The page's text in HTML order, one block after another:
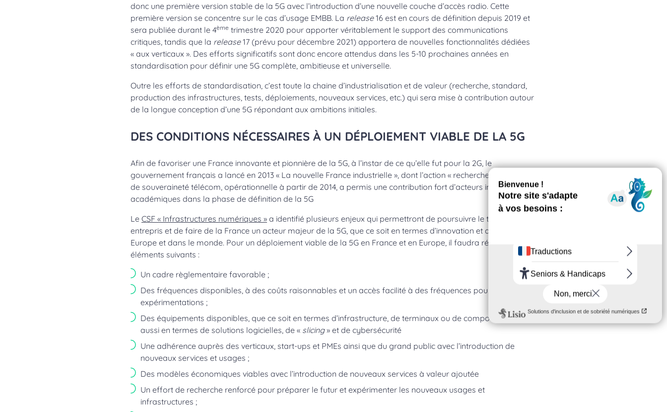
donc une première version stable de la 5G avec l’introduction d’une nouvelle couche d’accès radio. Cette
première version se concentre sur le cas d’usage EMBB. La release16 est en cours de définition depuis 2019 et
sera publiée durant le 4ème trimestre 2020 pour apporter véritablement le support des communications
critiques, tandis que la release17 (prévu pour décembre 2021) apportera de nouvelles fonctionnalités dédiées
« aux verticaux ». Des efforts significatifs sont donc encore attendus dans les 5-10 prochaines années en
standardisation pour définir une 5G complète, ambitieuse et universelle.
Outre les efforts de standardisation, c’est toute la chaine d’industrialisation et de valeur (recherche, standard,
production des infrastructures, tests, déploiements, nouveaux services, etc.) qui sera mise à contribution autour
de la longue conception d’une 5G répondant aux ambitions initiales.
DES CONDITIONS NÉCESSAIRES À UN DÉPLOIEMENT VIABLE DE LA 5G
Afin de favoriser une France innovante et pionnière de la 5G, à l’instar de ce qu’elle fut pour la 2G, le
gouvernement français a lancé en 2013 « La nouvelle France industrielle », dont l’action « recherche 5G » du plan
de souveraineté télécom, opérationnelle à partir de 2014, a permis une contribution fort d’acteurs industriels et
académiques dans la phase de définition de la 5G
Le CSF « Infrastructures numériques » a identifié plusieurs enjeux qui permettront de poursuivre le travail
entrepris et de faire de la France un acteur majeur de la 5G, que ce soit en termes d’innovation et d’usages, en
Europe et dans le monde. Pour un déploiement viable de la 5G en France et en Europe, il faudra réunir les
éléments suivants :
Un cadre règlementaire favorable ;
Des fréquences disponibles, à des coûts raisonnables et un accès facilité à des fréquences pour les
expérimentations ;
Des équipements disponibles, que ce soit en termes d’infrastructure, de terminaux ou de composant, mais
aussi en termes de solutions logicielles, de « slicing» et de cybersécurité
Une adhérence auprès des verticaux, start-ups et PMEs ainsi que du grand public avec l’introduction de
nouveaux services et usages ;
Des modèles économiques viables avec l’introduction de nouveaux services à valeur ajoutée
Un effort de recherche renforcé pour préparer le futur et expérimenter les nouveaux usages et
infrastructures ;